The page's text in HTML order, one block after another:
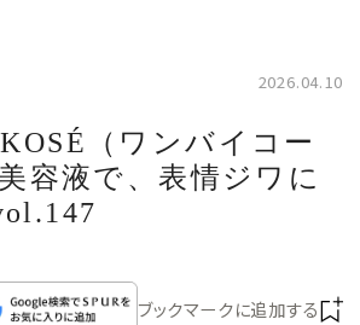
2026.04.10
（ワンバイコー
容液で、表情ジワに
ブックマークに追加する